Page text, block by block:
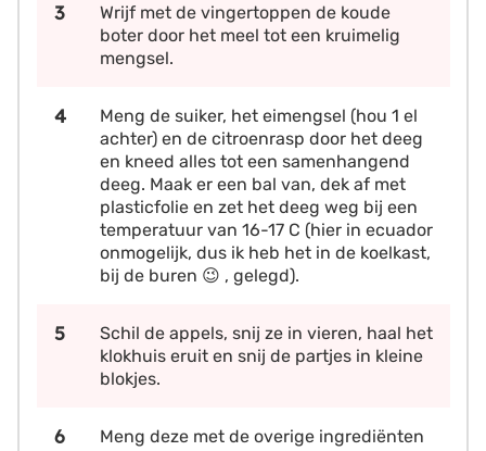
Wrijf met de vingertoppen de koude
boter door het meel tot een kruimelig
mengsel.
Meng de suiker, het eimengsel (hou 1 el
achter) en de citroenrasp door het deeg
en kneed alles tot een samenhangend
deeg. Maak er een bal van, dek af met
plasticfolie en zet het deeg weg bij een
temperatuur van 16-17 C (hier in ecuador
onmogelijk, dus ik heb het in de koelkast,
bij de buren 😉 , gelegd).
Schil de appels, snij ze in vieren, haal het
klokhuis eruit en snij de partjes in kleine
blokjes.
Meng deze met de overige ingrediënten